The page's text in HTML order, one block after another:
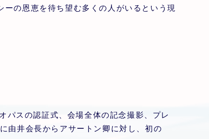
の恩恵を待ち望む多くの人がいるという現
スの認証式、会場全体の記念撮影、プレ
由井会長からアサートン卿に対し、初の